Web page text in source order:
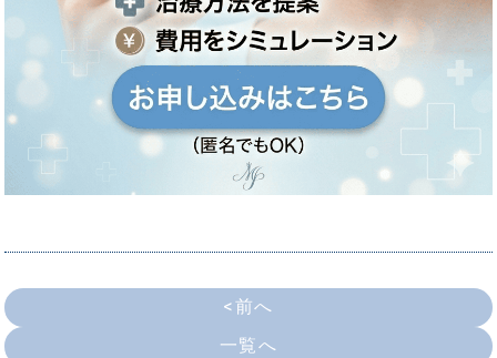
<前へ
一覧へ